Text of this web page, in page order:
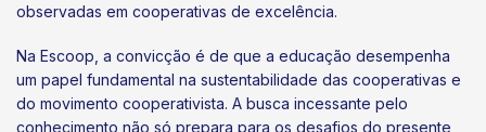
observadas em cooperativas de excelência.
Na Escoop, a convicção é de que a educação desempenha
um papel fundamental na sustentabilidade das cooperativas e
do movimento cooperativista. A busca incessante pelo
conhecimento não só prepara para os desafios do presente,